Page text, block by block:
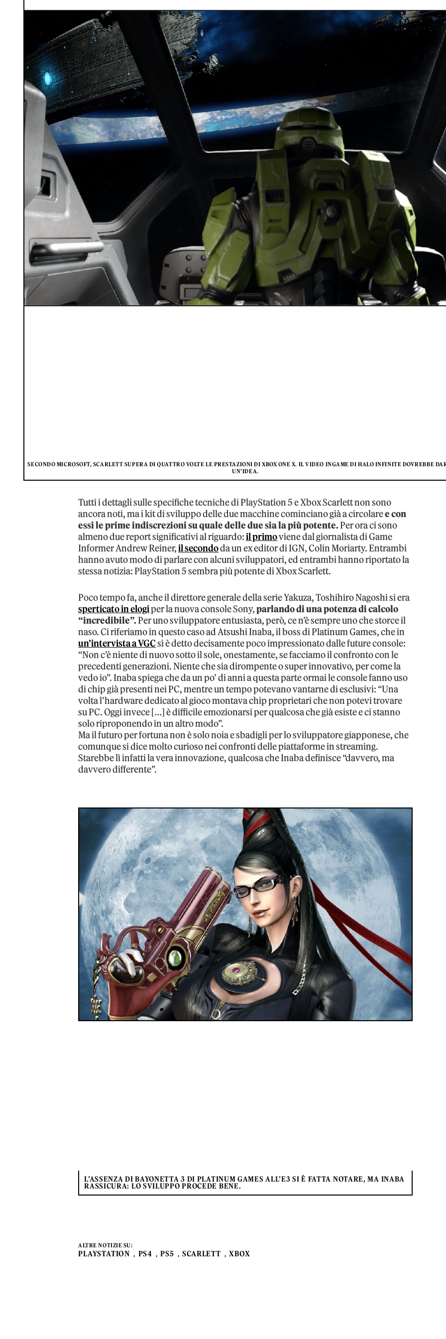
SECONDO MICROSOFT, SCARLETT SUPERA DI QUATTRO VOLTE LE PRESTAZIONI DI XBOX ONE X. IL VIDEO INGAME DI HALO INFINITE DOVREBBE
UN’IDEA.
Tutti i dettagli sulle specifiche tecniche di PlayStation 5 e Xbox Scarlett non sono
ancora noti, ma i kit di sviluppo delle due macchine cominciano già a circolaree con
essi le prime indiscrezioni su quale delle due sia la più potente.Per ora ci sono
almeno due report significativi al riguardo:il primoviene dal giornalista di Game
Informer Andrew Reiner,il secondoda un ex editor di IGN, Colin Moriarty. Entrambi
hanno avuto modo di parlare con alcuni sviluppatori, ed entrambi hanno riportato la
stessa notizia: PlayStation 5 sembra più potente di Xbox Scarlett.
Poco tempo fa, anche il direttore generale della serie Yakuza, Toshihiro Nagoshi si era
sperticato in elogiper la nuova console Sony,parlando di una potenza di calcolo
“incredibile”.Per uno sviluppatore entusiasta, però, ce n’è sempre uno che storce il
naso. Ci riferiamo in questo caso ad Atsushi Inaba, il boss di Platinum Games, che in
un’intervista a VGCsi è detto decisamente poco impressionato dalle future console:
“Non c’è niente di nuovo sotto il sole, onestamente, se facciamo il confronto con le
precedenti generazioni. Niente che sia dirompente o super innovativo, per come la
vedo io”. Inaba spiega che da un po’ di anni a questa parte ormai le console fanno uso
di chip già presenti nei PC, mentre un tempo potevano vantarne di esclusivi: “Una
volta l’hardware dedicato al gioco montava chip proprietari che non potevi trovare
su PC. Oggi invece […] è difficile emozionarsi per qualcosa che già esiste e ci stanno
solo riproponendo in un altro modo”.
Ma il futuro per fortuna non è solo noia e sbadigli per lo sviluppatore giapponese, che
comunque si dice molto curioso nei confronti delle piattaforme in streaming.
Starebbe lì infatti la vera innovazione, qualcosa che Inaba definisce “davvero, ma
davvero differente”.
L’ASSENZA DI BAYONETTA 3 DI PLATINUM GAMES ALL’E3 SI È FATTA NOTARE, MA INABA
RASSICURA: LO SVILUPPO PROCEDE BENE.
ALTRE NOTIZIE SU:
PLAYSTATION PS4 PS5 SCARLETT XBOX